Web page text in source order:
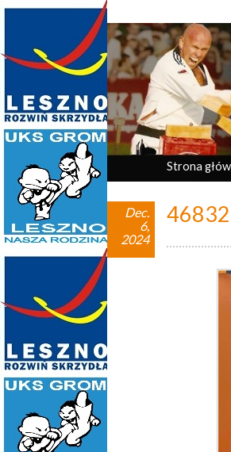
oficjalna
Strona
Dec.
6,
2024